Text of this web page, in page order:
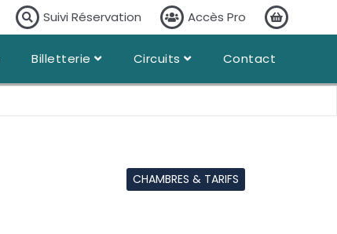
Suivi Réservation Accès Pro
Billetterie Circuits Contact
CHAMBRES & TARIFS